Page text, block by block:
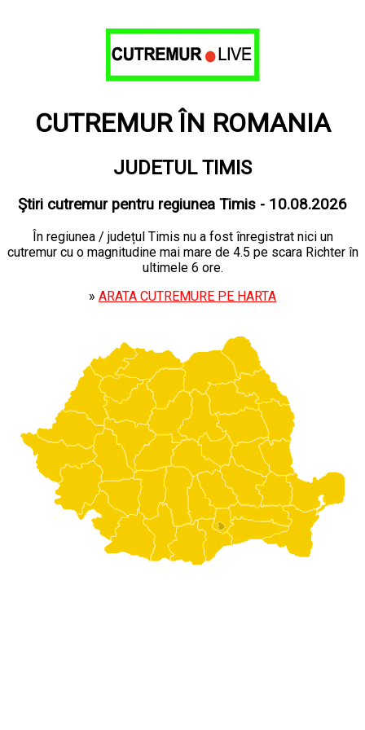
CUTREMUR ÎN ROMANIA
JUDETUL TIMIS
Ştiri cutremur pentru regiunea Timis - 10.08.2026
În regiunea / județul Timis nu a fost înregistrat nici un
cutremur cu o magnitudine mai mare de 4.5 pe scara Richter în
ultimele 6 ore.
» ARATA CUTREMURE PE HARTA